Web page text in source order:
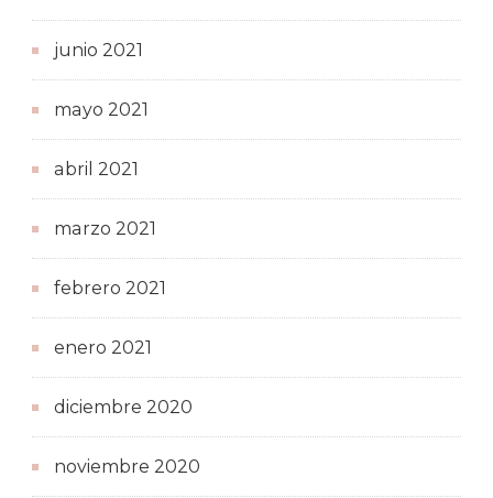
junio 2021
mayo 2021
abril 2021
marzo 2021
febrero 2021
enero 2021
diciembre 2020
noviembre 2020